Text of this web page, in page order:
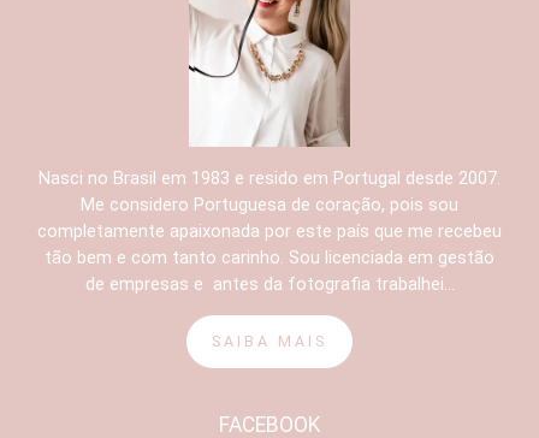
Nasci no Brasil em 1983 e resido em Portugal desde 2007.
Me considero Portuguesa de coração, pois sou
completamente apaixonada por este país que me recebeu
tão bem e com tanto carinho. Sou licenciada em gestão
de empresas e antes da fotografia trabalhei...
SAIBA MAIS
FACEBOOK